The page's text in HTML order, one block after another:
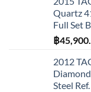
Quartz
Full Set
฿
2012
Steel